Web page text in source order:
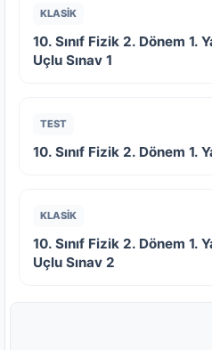
KLASİK
10. Sınıf Fizik 2. Dönem 1.
Uçlu Sınav 1
TEST
10. Sınıf Fizik 2. Dönem 1.
KLASİK
10. Sınıf Fizik 2. Dönem 1.
Uçlu Sınav 2